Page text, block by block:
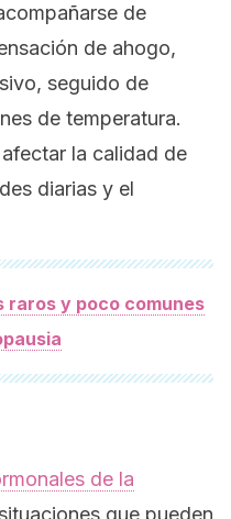
de
de ahogo,
seguido de
de temperatura.
la calidad de
diarias y el
raros y poco comunes
de la
que pueden